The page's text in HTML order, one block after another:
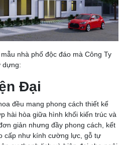
nhà phố độc đáo mà Công Ty
dựng:
Đại
đều mang phong cách thiết kế
hài hòa giữa hình khối kiến trúc và
giản nhưng đầy phong cách, kết
cấp như kính cường lực, gỗ tự